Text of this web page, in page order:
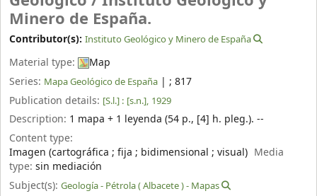
Minero de España.
Contributor(s): Instituto Geológico y Minero de España
Material type:
Map
Series: Mapa Geológico de España | ; 817
Publication details: [S.l.] : [s.n.], 1929
Description: 1 mapa + 1 leyenda (54 p., [4] h. pleg.). --
Content type:
Imagen (cartográfica ; fija ; bidimensional ; visual) Media
type: sin mediación
Subject(s): Geología - Pétrola ( Albacete ) - Mapas